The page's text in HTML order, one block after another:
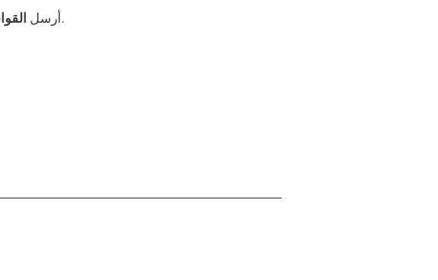
أرسلالتي تريد دمجها إلى قرية الهدف (موطنها الجديد) المطلوب دمجه فيها.